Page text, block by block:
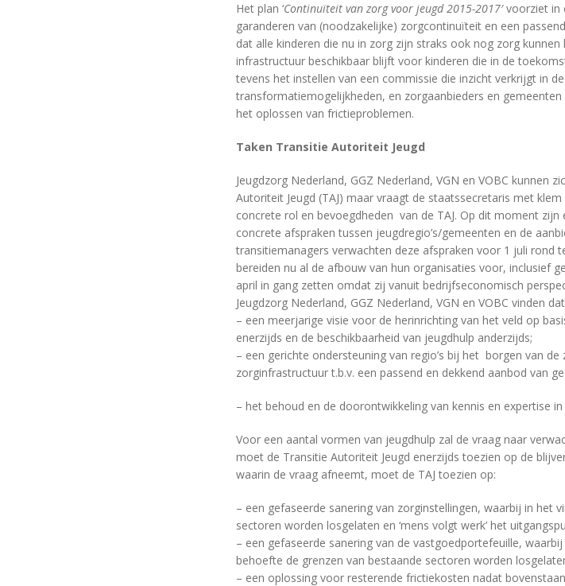
Het plan ‘Continuïteit van zorg voor jeugd 2015-2017′voorziet in
garanderen van (noodzakelijke) zorgcontinuïteit en een
dat alle kinderen die nu in zorg zijn straks ook nog zorg
infrastructuur beschikbaar blijft voor kinderen die in de
tevens het instellen van een commissie die inzicht verkrijgt in
transformatiemogelijkheden, en zorgaanbieders en
het oplossen van frictieproblemen.
Taken Transitie Autoriteit Jeugd
Jeugdzorg Nederland, GGZ Nederland, VGN en VOBC kunnen
Autoriteit Jeugd (TAJ) maar vraagt de staatssecretaris met
concrete rol en bevoegdheden van de TAJ. Op dit moment
concrete afspraken tussen jeugdregio’s/gemeenten en de
transitiemanagers verwachten deze afspraken voor 1 juli rond
bereiden nu al de afbouw van hun organisaties voor, inclusief
april in gang zetten omdat zij vanuit bedrijfseconomisch
Jeugdzorg Nederland, GGZ Nederland, VGN en VOBC vinden
– een meerjarige visie voor de herinrichting van het veld op
enerzijds en de beschikbaarheid van jeugdhulp anderzijds;
– een gerichte ondersteuning van regio’s bij het borgen van
zorginfrastructuur t.b.v. een passend en dekkend aanbod van
– het behoud en de doorontwikkeling van kennis en expertise
Voor een aantal vormen van jeugdhulp zal de vraag naar
moet de Transitie Autoriteit Jeugd enerzijds toezien op de
waarin de vraag afneemt, moet de TAJ toezien op:
– een gefaseerde sanering van zorginstellingen, waarbij in het
sectoren worden losgelaten en ‘mens volgt werk’ het
– een gefaseerde sanering van de vastgoedportefeuille,
behoefte de grenzen van bestaande sectoren worden
– een oplossing voor resterende frictiekosten nadat